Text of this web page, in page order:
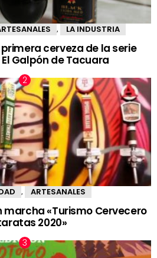
LA INDUSTRIA
primera cerveza de la serie
Galpón de Tacuara
, ARTESANALES
marcha «Turismo Cervecero
2020»